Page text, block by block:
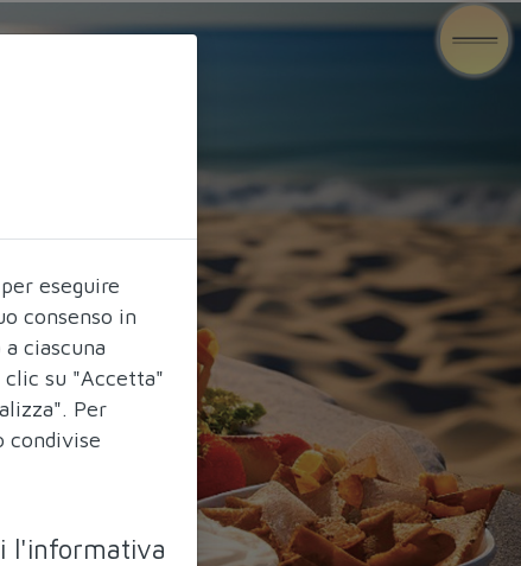
eseguire
consenso in
ciascuna
clic su "Accetta"
Per
condivise
l'informativa